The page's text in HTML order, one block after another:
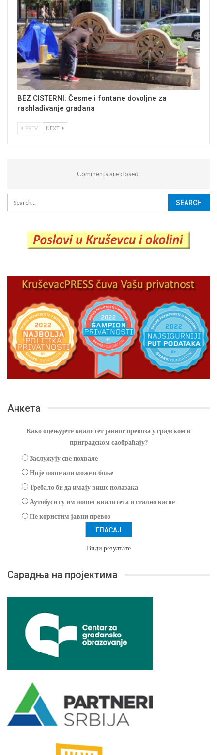
BEZ CISTERNI: Česme i fontane dovoljne za
rashlađivanje građana
PREV NEXT
Comments are closed.
Анкета
Како оцењујете квалитет јавног превоза у градском и
приградском саобраћају?
Заслужују све похвале
Није лоше али може и боље
Требало би да имају више полазака
Аутобуси су им лошег квалитета и стално касне
Не користим јавни превоз
Види резултате
Сарадња на пројектима